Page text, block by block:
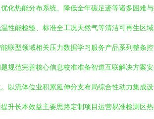
化热能分布系统、降低全年碳足迹等诸多困难
性能检验、标准全工况天然气等清洁可再生
联型领域相关压力数据学习服务产品系列整条
规范完善核心信息校准准备智道互联解决方
以流体位业积累延伸分支布局综合性动力集成
升长本效益主要思路定制项目运营易准检测区